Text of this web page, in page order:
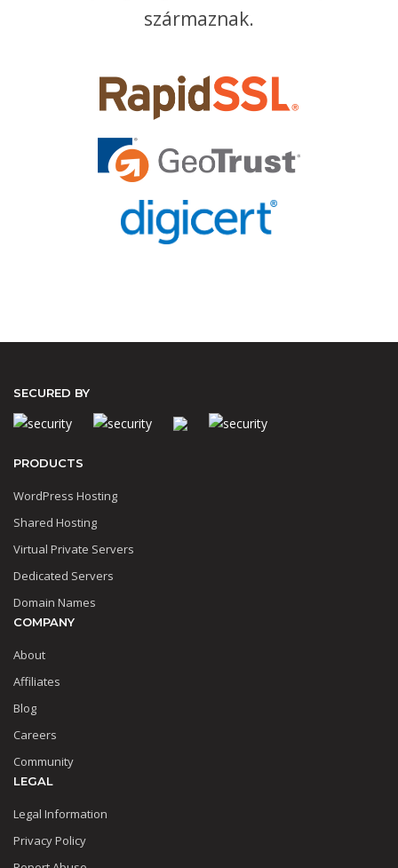
származnak.
SECURED BY
PRODUCTS
WordPress Hosting
Shared Hosting
Virtual Private Servers
Dedicated Servers
Domain Names
COMPANY
About
Affiliates
Blog
Careers
Community
LEGAL
Legal Information
Privacy Policy